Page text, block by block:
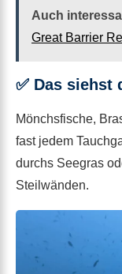
Auch
Great Barrier
✅ Das siehst
Mönchsfische,
fast jedem
durchs Seegras
Steilwänden.